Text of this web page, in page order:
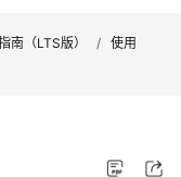
南（LTS版） / 使用